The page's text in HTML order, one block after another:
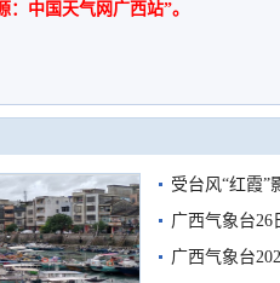
：中国天气网广西站”。
受台风“红霞”
有较强降雨
广西气象台26
广西气象台